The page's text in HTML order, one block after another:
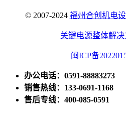
© 2007-2024 福州合创机电
关键电源整体解
闽ICP备
办公电话：0591-88883273
销售热线：133-0691-1168
售后专线：400-085-0591